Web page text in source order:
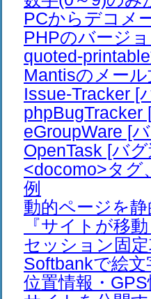
PCからデコメ
PHPのバージ
quoted-
Mantisのメール
Issue-Tracker [
phpBugTracker
eGroupWare [
OpenTask [バ
<docomo>タグ
例
動的ページを
『サイトが移
セッション固
Softbankで絵
位置情報・